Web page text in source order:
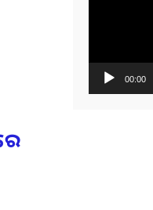
00:00